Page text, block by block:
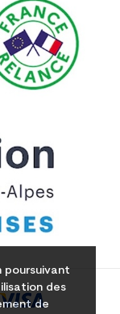
poursuivant
des
de